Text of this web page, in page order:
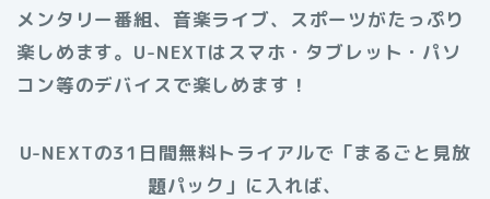
メンタリー番組、音楽ライブ、スポーツがたっぷり
楽しめます。U-NEXTはスマホ・タブレット・パソ
コン等のデバイスで楽しめます！
U-NEXTの31日間無料トライアルで「まるごと見放
題パック」に入れば、